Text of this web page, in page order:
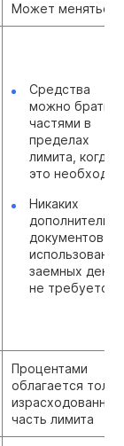
Может меняться
Средства
можно брать
частями в
пределах
лимита, когда
это
Никаких
документов
использования
заемных денег
не требуется
Процентами
облагается
израсходованная
часть лимита